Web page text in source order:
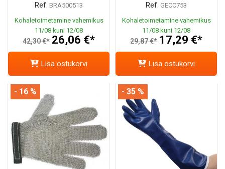
Ref. BRA500513
Kohaletoimetamine vahemikus
11/08 kuni 12/08
42,30 €* 26,06 €*
Lisa ostukorvi
Ref. GECC753
Kohaletoimetamine vahemikus
11/08 kuni 12/08
29,87 €* 17,29 €*
Lisa ostukorvi
- 16 % - 35 %